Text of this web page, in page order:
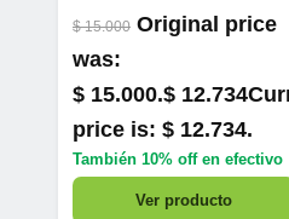
$15.000 Original price
was:
$ 15.000.$ 12.734
price is: $ 12.734.
También 10% offen efectivo
Ver producto